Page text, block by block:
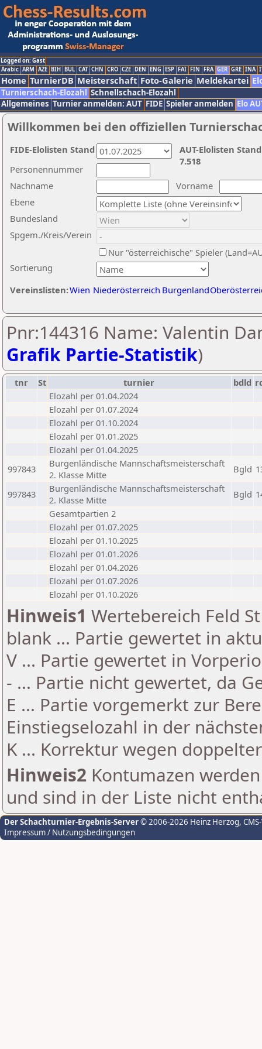
Logged on: Gast
Arabic ARM AZE BIH BUL CAT CHN CRO CZE DEN ENG ESP FAI FIN FRA GER GRE INA
Home TurnierDB Meisterschaft Foto-Galerie Meldekartei
Turnierschach-Elozahl Schnellschach-Elozahl
Allgemeines Turnier anmelden: AUT FIDE Spieler anmelden Elo
Willkommen bei den offiziellen
Nachname
Vorname
Ebene
Sortierung
Personennummer
Bundesland
Spgem./Kreis/Verein
Nur "österreichische" Spieler
Vereinslisten:Wien Niederösterreich Burgenland
AUT-Elolisten
7.518
FIDE-Elolisten Stand
Pnr:144316 Name: Valentin
Grafik Partie-Statistik)
tnr St turnier bdld
Elozahl per 01.04.2024
Elozahl per 01.07.2024
Elozahl per 01.10.2024
Elozahl per 01.01.2025
Elozahl per 01.04.2025
997843
Burgenländische Mannschaftsmeisterschaft
2. Klasse Mitte
Bgld
997843
Burgenländische Mannschaftsmeisterschaft
2. Klasse Mitte
Bgld
Gesamtpartien 2
Elozahl per 01.07.2025
Elozahl per 01.10.2025
Elozahl per 01.01.2026
Elozahl per 01.04.2026
Elozahl per 01.07.2026
Elozahl per 01.10.2026
Hinweis1 Wertebereich Feld
blank ... Partie gewertet in
V ... Partie gewertet in
- ... Partie nicht gewertet, da
E ... Partie vorgemerkt zur
Einstiegselozahl in der
K ... Korrektur wegen
Hinweis2 Kontumazen
und sind in der Liste nicht
Der Schachturnier-Ergebnis-Server© 2006-2026 Heinz Herzog,
Impressum / Nutzungsbedingungen